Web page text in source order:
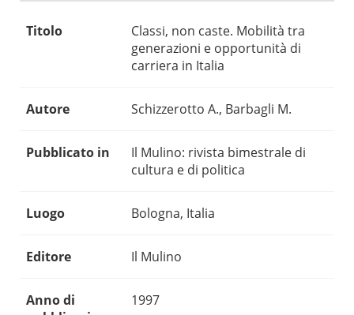
Titolo
Classi, non caste. Mobilità tra
generazioni e opportunità di
carriera in Italia
Autore Schizzerotto A., Barbagli M.
Pubblicato in
Il Mulino: rivista bimestrale di
cultura e di politica
Luogo Bologna, Italia
Editore Il Mulino
Anno di
1997